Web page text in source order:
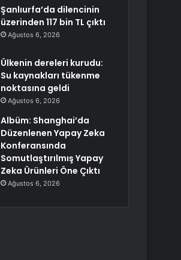
Şanlıurfa’da dilencinin
üzerinden 117 bin TL çıktı
Ağustos 6, 2026
Ülkenin dereleri kurudu:
Su kaynakları tükenme
noktasına geldi
Ağustos 6, 2026
Albüm: Shanghai’da
Düzenlenen Yapay Zeka
Konferansında
Somutlaştırılmış Yapay
Zeka Ürünleri Öne Çıktı
Ağustos 6, 2026